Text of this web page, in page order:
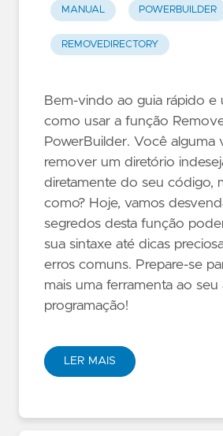
MANUAL POWERBUILDER
REMOVEDIRECTORY
Bem-vindo ao guia rápido e
como usar a função
PowerBuilder. Você alguma
remover um diretório
diretamente do seu código,
como? Hoje, vamos
segredos desta função
sua sintaxe até dicas
erros comuns. Prepare-se
mais uma ferramenta ao seu
programação!
LER MAIS